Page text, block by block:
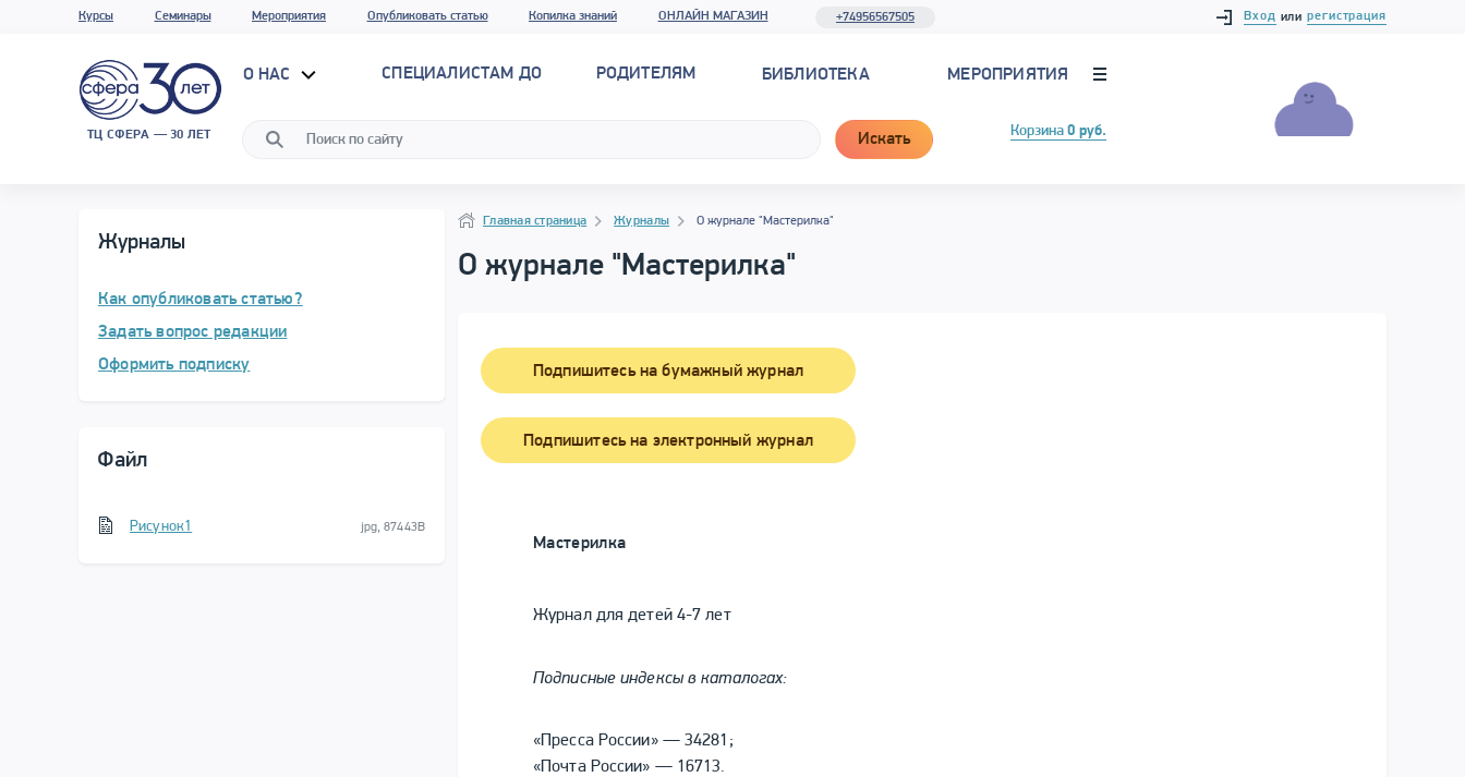
Курсы Семинары Мероприятия Опубликовать статью Копилка знаний ОНЛАЙН МАГАЗИН +74956567505 Вход или регистрация
ТЦ СФЕРА — 30 ЛЕТ
О НАС СПЕЦИАЛИСТАМ ДО РОДИТЕЛЯМ БИБЛИОТЕКА МЕРОПРИЯТИЯ
Искать Корзина 0 руб.
Журналы
Как опубликовать статью?
Задать вопрос редакции
Оформить подписку
Файл
Рисунок1 jpg, 87443B
Навигация
НавигацияГлавная страница Журналы О журнале "Мастерилка"
О журнале "Мастерилка"
Подпишитесь на бумажный журнал
Подпишитесь на электронный журнал
Мастерилка
Журнал для детей 4-7 лет
Подписные индексы в каталогах:
«Пресса России» — 34281;
«Почта России» — 16713.